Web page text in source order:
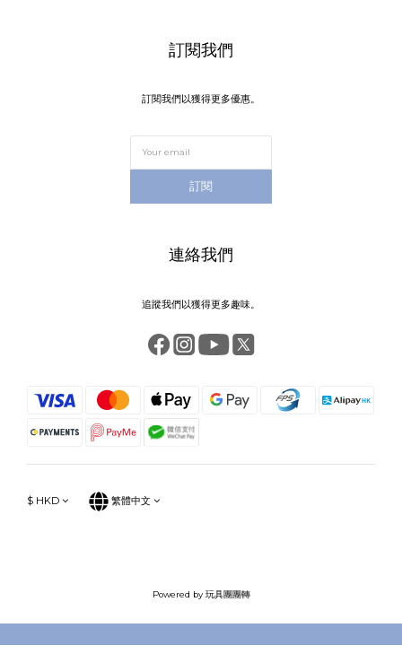
訂閱我們
訂閱我們以獲得更多優惠。
訂閱
連絡我們
追蹤我們以獲得更多趣味。
$ HKD 繁體中文
Powered by 玩具團團轉